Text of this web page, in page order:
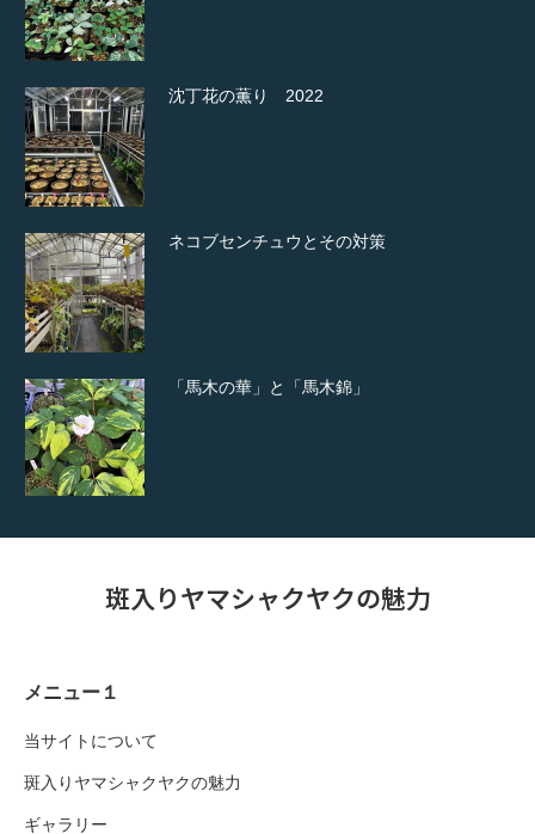
沈丁花の薫り 2022
ネコブセンチュウとその対策
「馬木の華」と「馬木錦」
斑入りヤマシャクヤクの魅力
メニュー１
当サイトについて
斑入りヤマシャクヤクの魅力
ギャラリー